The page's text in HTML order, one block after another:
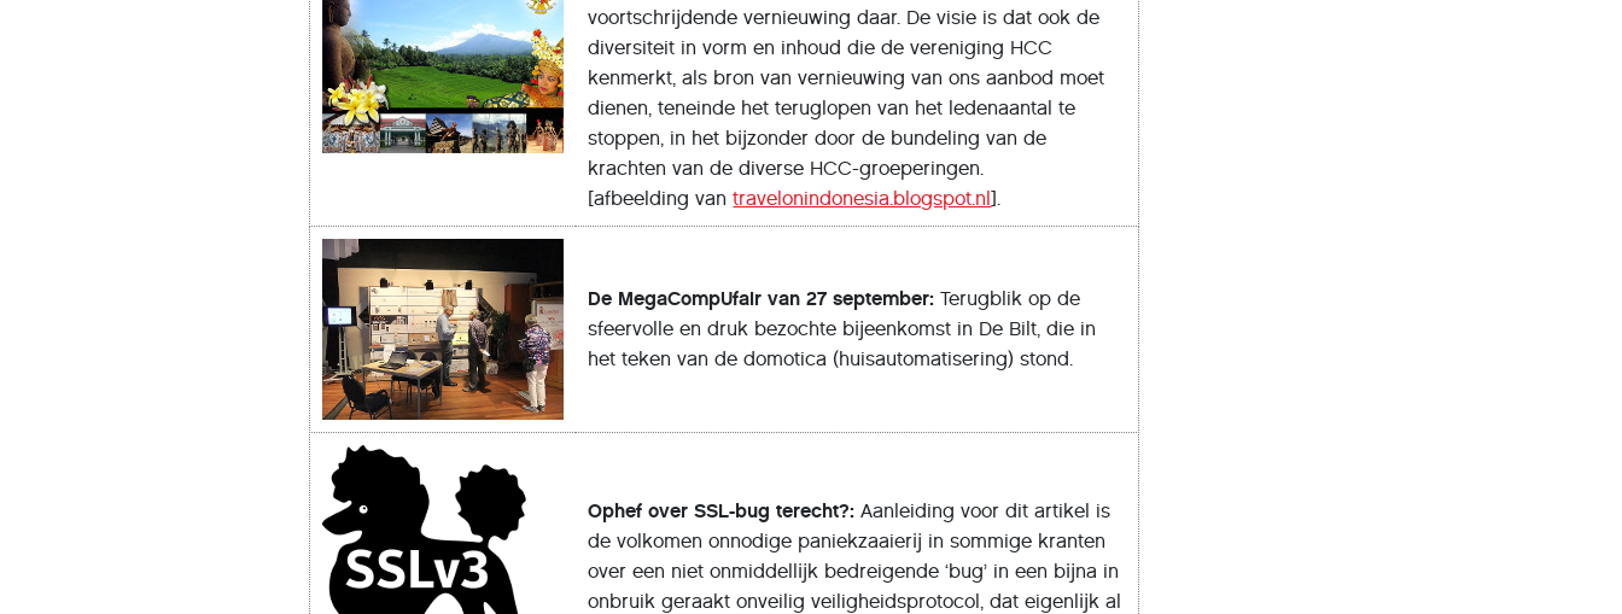
voortschrĳdende vernieuwing daar. De visie is dat ook de
diversiteit in vorm en inhoud die de vereniging HCC
kenmerkt, als bron van vernieuwing van ons aanbod moet
dienen, teneinde het teruglopen van het ledenaantal te
stoppen, in het bĳzonder door de bundeling van de
krachten van de diverse HCC-groeperingen.
[afbeelding vantravelonindonesia.blogspot.nl].
De MegaCompUfair van 27 september:Terugblik op de
sfeervolle en druk bezochte bĳeenkomst in De Bilt, die in
het teken van de domotica (huisautomatisering) stond.
Ophef overSSL-bug terecht?:Aanleiding voor dit artikel is
de volkomen onnodige paniekzaaierĳ in sommige kranten
over een niet onmiddellĳk bedreigende ‘bug’ in een bĳna in
onbruik geraakt onveilig veiligheidsprotocol, dat eigenlĳk al